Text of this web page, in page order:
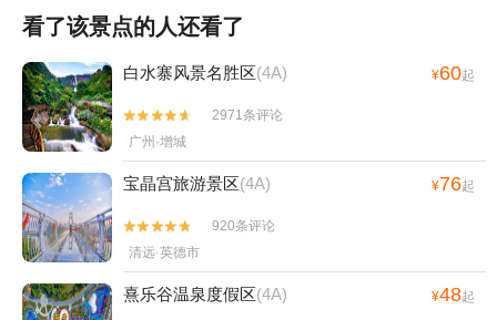
看了该景点的人还看了
白水寨风景名胜区(4A) ¥60起


2971条评论
广州·增城
宝晶宫旅游景区(4A) ¥76起


920条评论
清远·英德市
熹乐谷温泉度假区(4A) ¥48起